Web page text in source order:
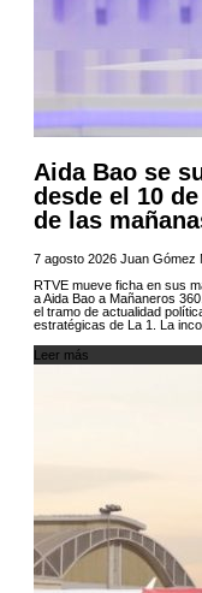
Aida Bao se
desde el 10
de las
7 agosto 2026 Juan Gómez
RTVE mueve ficha en sus
a Aida Bao a Mañaneros
el tramo de actualidad
estratégicas de La 1. La
Leer más